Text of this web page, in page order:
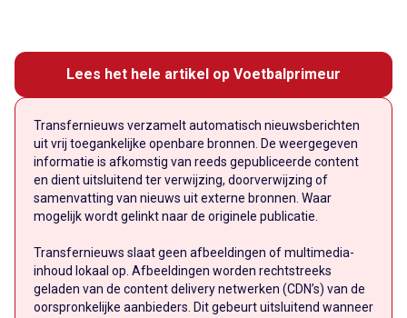
Lees het hele artikel op Voetbalprimeur
Transfernieuws verzamelt automatisch nieuwsberichten
uit vrij toegankelijke openbare bronnen. De weergegeven
informatie is afkomstig van reeds gepubliceerde content
en dient uitsluitend ter verwijzing, doorverwijzing of
samenvatting van nieuws uit externe bronnen. Waar
mogelijk wordt gelinkt naar de originele publicatie.
Transfernieuws slaat geen afbeeldingen of multimedia-
inhoud lokaal op. Afbeeldingen worden rechtstreeks
geladen van de content delivery netwerken (CDN’s) van de
oorspronkelijke aanbieders. Dit gebeurt uitsluitend wanneer